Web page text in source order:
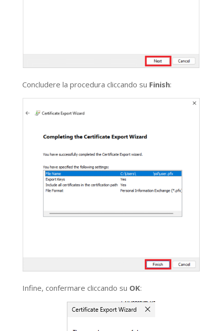
Concludere la procedura cliccando su Finish:
Infine, confermare cliccando su OK: